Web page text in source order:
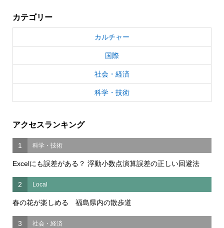
カテゴリー
カルチャー
国際
社会・経済
科学・技術
アクセスランキング
1 科学・技術
Excelにも誤差がある？ 浮動小数点演算誤差の正しい回避法
2 Local
春の花が楽しめる 福島県内の散歩道
3 社会・経済